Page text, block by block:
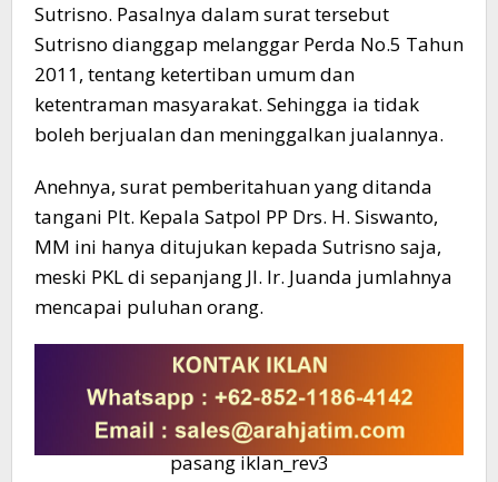
Sutrisno. Pasalnya dalam surat tersebut
Sutrisno dianggap melanggar Perda No.5 Tahun
2011, tentang ketertiban umum dan
ketentraman masyarakat. Sehingga ia tidak
boleh berjualan dan meninggalkan jualannya.
Anehnya, surat pemberitahuan yang ditanda
tangani Plt. Kepala Satpol PP Drs. H. Siswanto,
MM ini hanya ditujukan kepada Sutrisno saja,
meski PKL di sepanjang Jl. Ir. Juanda jumlahnya
mencapai puluhan orang.
pasang iklan_rev3